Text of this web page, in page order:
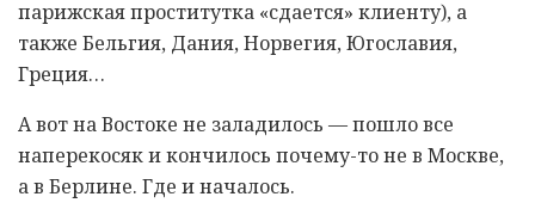
парижская проститутка «сдается» клиенту), а
также Бельгия, Дания, Норвегия, Югославия,
Греция…
А вот на Востоке не заладилось — пошло все
наперекосяк и кончилось почему-то не в Москве,
а в Берлине. Где и началось.